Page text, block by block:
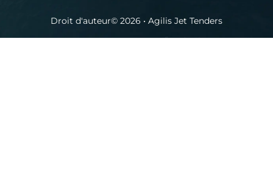
Droit d'auteur© 2026 • Agilis Jet Tenders